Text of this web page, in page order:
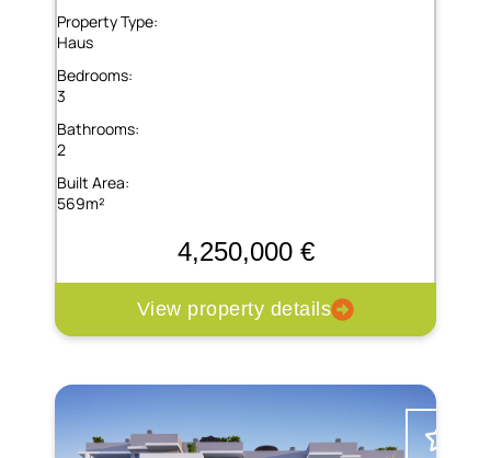
Property Type:
Haus
Bedrooms:
3
Bathrooms:
2
Built Area:
569m²
4,250,000 €
View property details